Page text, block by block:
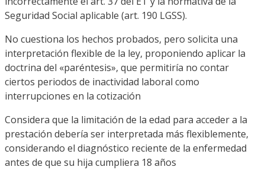
Seguridad Social aplicable (art. 190 LGSS).
No cuestiona los hechos probados, pero solicita una
interpretación flexible de la ley, proponiendo aplicar la
doctrina del «paréntesis», que permitiría no contar
ciertos periodos de inactividad laboral como
interrupciones en la cotización
Considera que la limitación de la edad para acceder a la
prestación debería ser interpretada más flexiblemente,
considerando el diagnóstico reciente de la enfermedad
antes de que su hija cumpliera 18 años